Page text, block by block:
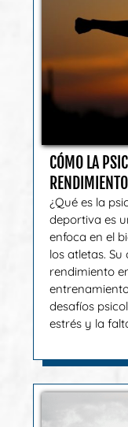
CÓMO LA
¿Qué es la
deportiva es
enfoca en el
los atletas.
rendimiento
desafíos
estrés y la